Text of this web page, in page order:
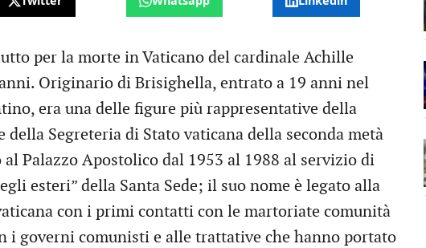
per la morte in Vaticano del cardinale Achille
Originario di Brisighella, entrato a 19 anni nel
era una delle figure più rappresentative della
Segreteria di Stato vaticana della seconda metà
Palazzo Apostolico dal 1953 al 1988 al servizio di
esteri” della Santa Sede; il suo nome è legato alla
con i primi contatti con le martoriate comunità
i governi comunisti e alle trattative che hanno portato